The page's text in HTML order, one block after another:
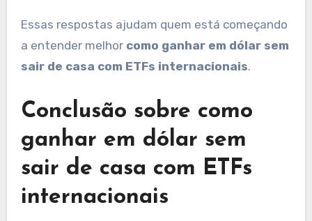
Essas respostas ajudam quem está começando
a entender melhor como ganhar em dólar sem
sair de casa com ETFs internacionais.
Conclusão sobre como
ganhar em dólar sem
sair de casa com ETFs
internacionais